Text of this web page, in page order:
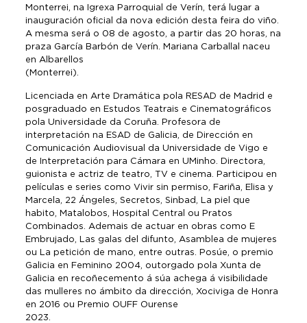
Monterrei, na Igrexa Parroquial de Verín, terá lugar a
inauguración oficial da nova edición desta feira do viño.
A mesma será o 08 de agosto, a partir das 20 horas, na
praza García Barbón de Verín. Mariana Carballal naceu
en Albarellos
(Monterrei).
Licenciada en Arte Dramática pola RESAD de Madrid e
posgraduado en Estudos Teatrais e Cinematográficos
pola Universidade da Coruña. Profesora de
interpretación na ESAD de Galicia, de Dirección en
Comunicación Audiovisual da Universidade de Vigo e
de Interpretación para Cámara en UMinho. Directora,
guionista e actriz de teatro, TV e cinema. Participou en
películas e series como Vivir sin permiso, Fariña, Elisa y
Marcela, 22 Ángeles, Secretos, Sinbad, La piel que
habito, Matalobos, Hospital Central ou Pratos
Combinados. Ademais de actuar en obras como E
Embrujado, Las galas del difunto, Asamblea de mujeres
ou La petición de mano, entre outras. Posúe, o premio
Galicia en Feminino 2004, outorgado pola Xunta de
Galicia en recoñecemento á súa achega á visibilidade
das mulleres no ámbito da dirección, Xociviga de Honra
en 2016 ou Premio OUFF Ourense
2023.